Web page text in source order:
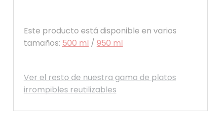
Este producto está disponible en varios
tamaños: 500 ml / 950 ml
Ver el resto de nuestra gama de platos
irrompibles reutilizables